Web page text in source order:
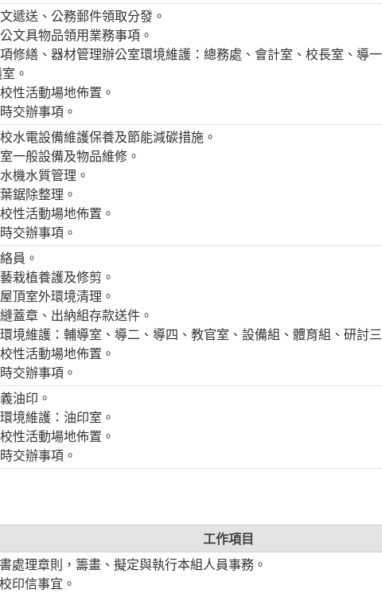
遞送、公務郵件領取分發。
文具物品領用業務事項。
修繕、器材管理辦公室環境維護：總務處、會計室、校長室、導
。
性活動場地佈置。
交辦事項。
水電設備維護保養及節能減碳措施。
一般設備及物品維修。
機水質管理。
鋸除整理。
性活動場地佈置。
交辦事項。
員。
栽植養護及修剪。
頂室外環境清理。
蓋章、出納組存款送件。
境維護：輔導室、導二、導四、教官室、設備組、體育組、研討
性活動場地佈置。
交辦事項。
油印。
境維護：油印室。
性活動場地佈置。
交辦事項。
工作項目
處理章則，籌畫、擬定與執行本組人員事務。
印信事宜。